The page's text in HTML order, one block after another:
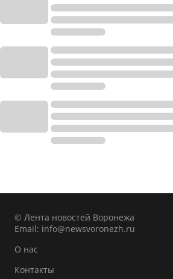
© Лента новостей Воронежа
Email: info@newsvoronezh.ru
О нас
Контакты